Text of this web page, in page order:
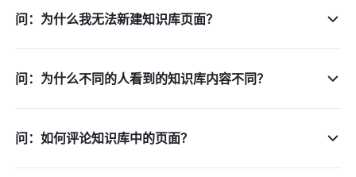
问：为什么我无法新建知识库页面？
问：为什么不同的人看到的知识库内容不同？
问：如何评论知识库中的页面？